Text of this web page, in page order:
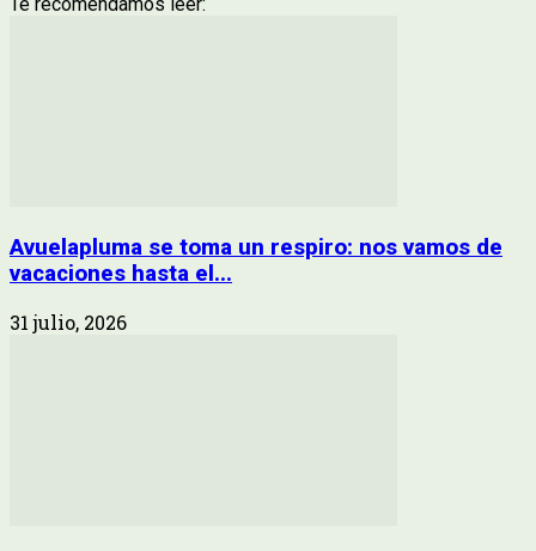
Avuelapluma se toma un respiro: nos vamos de
vacaciones hasta el...
31 julio, 2026